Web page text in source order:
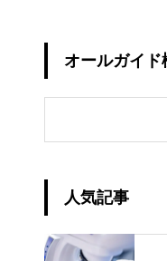
オールガイド
人気記事